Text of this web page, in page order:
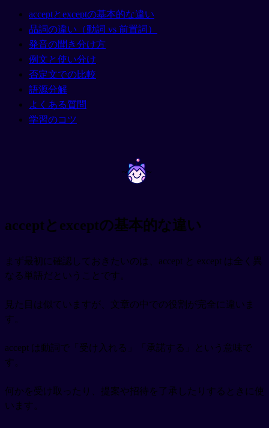
acceptとexceptの基本的な違い
品詞の違い（動詞 vs 前置詞）
発音の聞き分け方
例文と使い分け
否定文での比較
語源分解
よくある質問
学習のコツ
~ ~
acceptとexceptの基本的な違い
まず最初に確認しておきたいのは、accept と except は全く異
なる単語だということです。
見た目は似ていますが、文章の中での役割が完全に違いま
す。
accept は動詞で「受け入れる」「承諾する」という意味で
す。
何かを受け取ったり、提案や招待を了承したりするときに使
います。